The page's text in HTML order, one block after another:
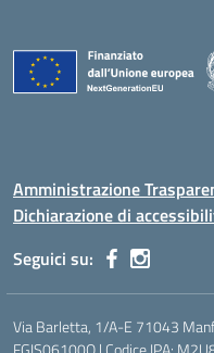
Amministrazione
Dichiarazione di
Seguici su:
Via Barletta, 1/A-E 71043